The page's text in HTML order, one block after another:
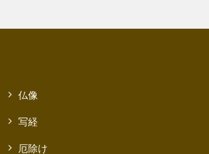
仏像
写経
厄除け